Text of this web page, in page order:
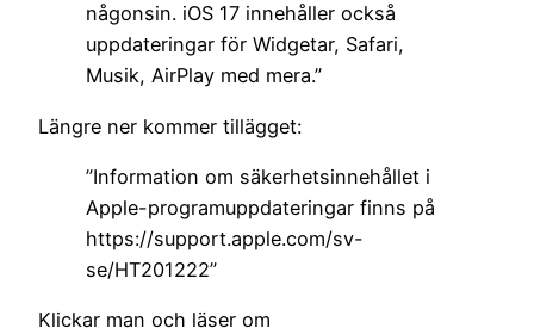
någonsin. iOS 17 innehåller också
uppdateringar för Widgetar, Safari,
Musik, AirPlay med mera.”
Längre ner kommer tillägget:
”Information om säkerhetsinnehållet i
Apple-programuppdateringar finns på
https://support.apple.com/sv-
se/HT201222”
Klickar man och läser om